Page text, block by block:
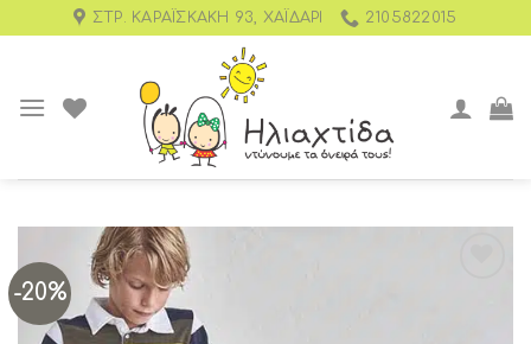
ΣΤΡ. ΚΑΡΑΪΣΚΆΚΗ 93, ΧΑΪΔΆΡΙ 2105822015
-20%